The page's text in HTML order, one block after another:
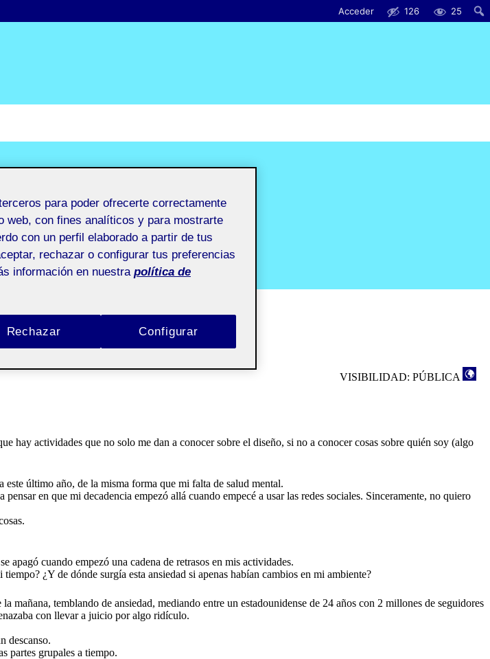
VISIBILIDAD: PÚBLICA
hay actividades que no solo me dan a conocer sobre el diseño, si no a conocer cosas sobre quién soy (algo
último año, de la misma forma que mi falta de salud mental.
en que mi decadencia empezó allá cuando empecé a usar las redes sociales. Sinceramente, no quiero
apagó cuando empezó una cadena de retrasos en mis actividades.
¿Y de dónde surgía esta ansiedad si apenas habían cambios en mi ambiente?
mañana, temblando de ansiedad, mediando entre un estadounidense de 24 años con 2 millones de seguidores
con llevar a juicio por algo ridículo.
descanso.
partes grupales a tiempo.
Acceder 126 25
para poder ofrecerte correctamente
web, con fines analíticos y para mostrarte
con un perfil elaborado a partir de tus
rechazar o configurar tus preferencias
información en nuestra política de
Rechazar Configurar